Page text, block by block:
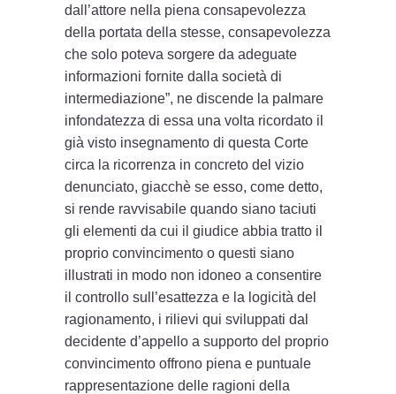
dall’attore nella piena consapevolezza
della portata della stesse, consapevolezza
che solo poteva sorgere da adeguate
informazioni fornite dalla società di
intermediazione”, ne discende la palmare
infondatezza di essa una volta ricordato il
già visto insegnamento di questa Corte
circa la ricorrenza in concreto del vizio
denunciato, giacchè se esso, come detto,
si rende ravvisabile quando siano taciuti
gli elementi da cui il giudice abbia tratto il
proprio convincimento o questi siano
illustrati in modo non idoneo a consentire
il controllo sull’esattezza e la logicità del
ragionamento, i rilievi qui sviluppati dal
decidente d’appello a supporto del proprio
convincimento offrono piena e puntuale
rappresentazione delle ragioni della